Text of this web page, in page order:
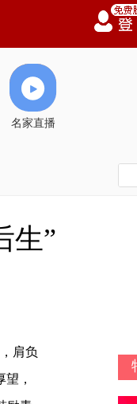
名家直播
生”
肩负
，